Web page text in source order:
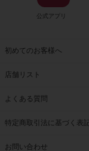
公式アプリ
初めてのお客様へ
店舗リスト
よくある質問
特定商取引法に基づく表
お問い合わせ